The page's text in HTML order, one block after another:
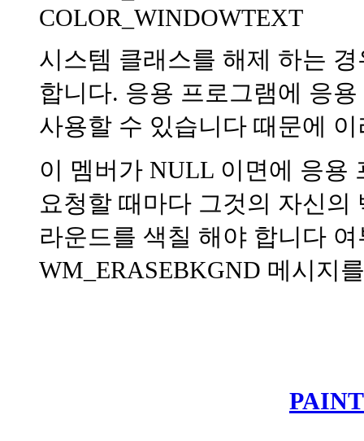
COLOR_WINDOWTEXT
시스템 클래스를 해제 하는
합니다. 응용 프로그램에 응
사용할 수 있습니다 때문에
이 멤버가 NULL 이면에 응용
요청할 때마다 그것의 자신
라운드를 색칠 해야 합니다
WM_ERASEBKGND 메시지